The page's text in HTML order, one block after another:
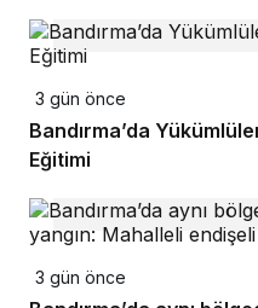
3 gün önce
Bandırma’da
Eğitimi
3 gün önce